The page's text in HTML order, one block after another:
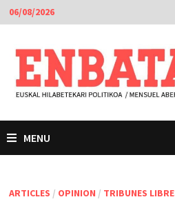
Passer
au
contenu
06/08/2026
MENU
ARTICLES / OPINION / TRIBUNES